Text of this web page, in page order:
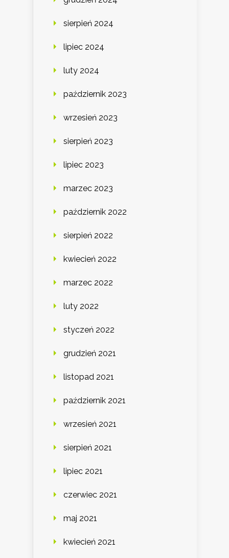
sierpień 2024
lipiec 2024
luty 2024
październik 2023
wrzesień 2023
sierpień 2023
lipiec 2023
marzec 2023
październik 2022
sierpień 2022
kwiecień 2022
marzec 2022
luty 2022
styczeń 2022
grudzień 2021
listopad 2021
październik 2021
wrzesień 2021
sierpień 2021
lipiec 2021
czerwiec 2021
maj 2021
kwiecień 2021